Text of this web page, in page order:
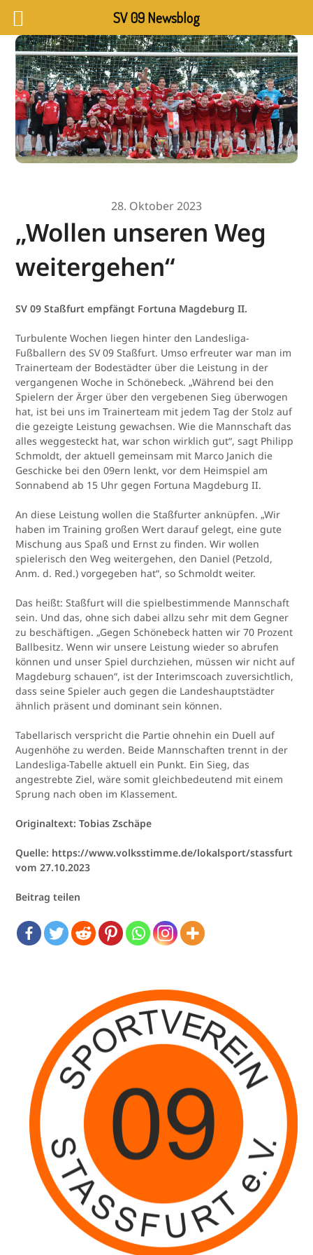
28. Oktober 2023
„Wollen unseren Weg
weitergehen“
SV 09 Staßfurt empfängt Fortuna Magdeburg II.
Turbulente Wochen liegen hinter den Landesliga-
Fußballern des SV 09 Staßfurt. Umso erfreuter war man im
Trainerteam der Bodestädter über die Leistung in der
vergangenen Woche in Schönebeck. „Während bei den
Spielern der Ärger über den vergebenen Sieg überwogen
hat, ist bei uns im Trainerteam mit jedem Tag der Stolz auf
die gezeigte Leistung gewachsen. Wie die Mannschaft das
alles weggesteckt hat, war schon wirklich gut“, sagt Philipp
Schmoldt, der aktuell gemeinsam mit Marco Janich die
Geschicke bei den 09ern lenkt, vor dem Heimspiel am
Sonnabend ab 15 Uhr gegen Fortuna Magdeburg II.
An diese Leistung wollen die Staßfurter anknüpfen. „Wir
haben im Training großen Wert darauf gelegt, eine gute
Mischung aus Spaß und Ernst zu finden. Wir wollen
spielerisch den Weg weitergehen, den Daniel (Petzold,
Anm. d. Red.) vorgegeben hat“, so Schmoldt weiter.
Das heißt: Staßfurt will die spielbestimmende Mannschaft
sein. Und das, ohne sich dabei allzu sehr mit dem Gegner
zu beschäftigen. „Gegen Schönebeck hatten wir 70 Prozent
Ballbesitz. Wenn wir unsere Leistung wieder so abrufen
können und unser Spiel durchziehen, müssen wir nicht auf
Magdeburg schauen“, ist der Interimscoach zuversichtlich,
dass seine Spieler auch gegen die Landeshauptstädter
ähnlich präsent und dominant sein können.
Tabellarisch verspricht die Partie ohnehin ein Duell auf
Augenhöhe zu werden. Beide Mannschaften trennt in der
Landesliga-Tabelle aktuell ein Punkt. Ein Sieg, das
angestrebte Ziel, wäre somit gleichbedeutend mit einem
Sprung nach oben im Klassement.
Originaltext: Tobias Zschäpe
Quelle: https://www.volksstimme.de/lokalsport/stassfurt
vom 27.10.2023
Beitrag teilen
SV 09 Newsblog